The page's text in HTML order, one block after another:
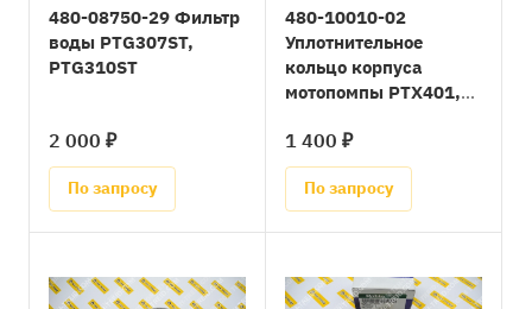
480-08750-29 Фильтр
воды PTG307ST,
PTG310ST
2 000 ₽
По запросу
480-10010-02
Уплотнительное
кольцо корпуса
мотопомпы PTX401,
1 400 ₽
По запросу